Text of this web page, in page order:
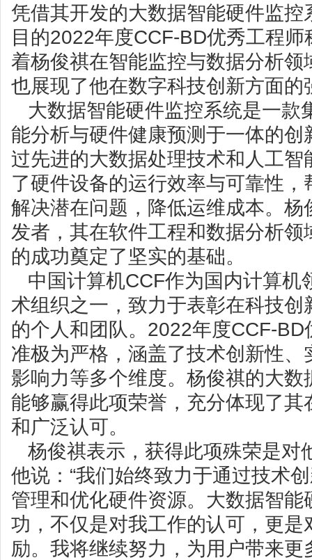
凭借其开发的大数据智能硬件监控
目的2022年度CCF-BD优秀工程
着杨俊祺在智能监控与数据分析领
也展现了他在数字科技创新方面的
大数据智能硬件监控系统是一款
能分析与硬件健康预测于一体的创
过先进的大数据处理技术和人工智
了硬件设备的运行效率与可靠性
解决潜在问题，降低运维成本。杨
发者，其在软件工程和数据分析
的成功奠定了坚实的基础。
中国计算机CCF作为国内计算机
术组织之一，致力于表彰在科技创
的个人和团队。2022年度CCF-
准极为严格，涵盖了技术创新性
影响力等多个维度。杨俊祺的大
能够赢得此项荣誉，充分体现了其
和广泛认可。
杨俊祺表示，获得此项殊荣是对
他说：“我们始终致力于通过技术
管理和优化硬件资源。大数据智能
功，不仅是对我工作的认可，更是
励。我将继续努力，为用户带来更